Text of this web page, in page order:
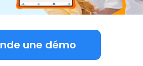
une démo